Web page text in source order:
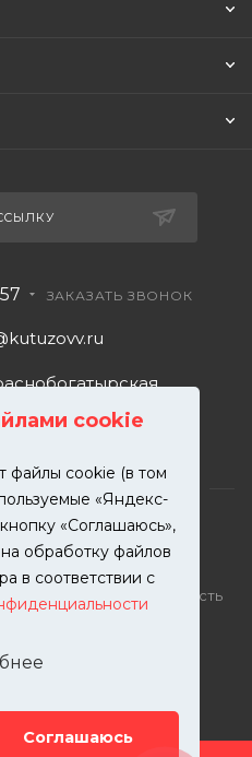
cookie
файлы cookie (в том
«Яндекс-
«Соглашаюсь»,
обработку файлов
в соответствии с
Соглашаюсь
ЗАКАЗАТЬ ЗВОНОК
ремонт и покраска
на сайте – собственность
Все права защищены.
302-00-57